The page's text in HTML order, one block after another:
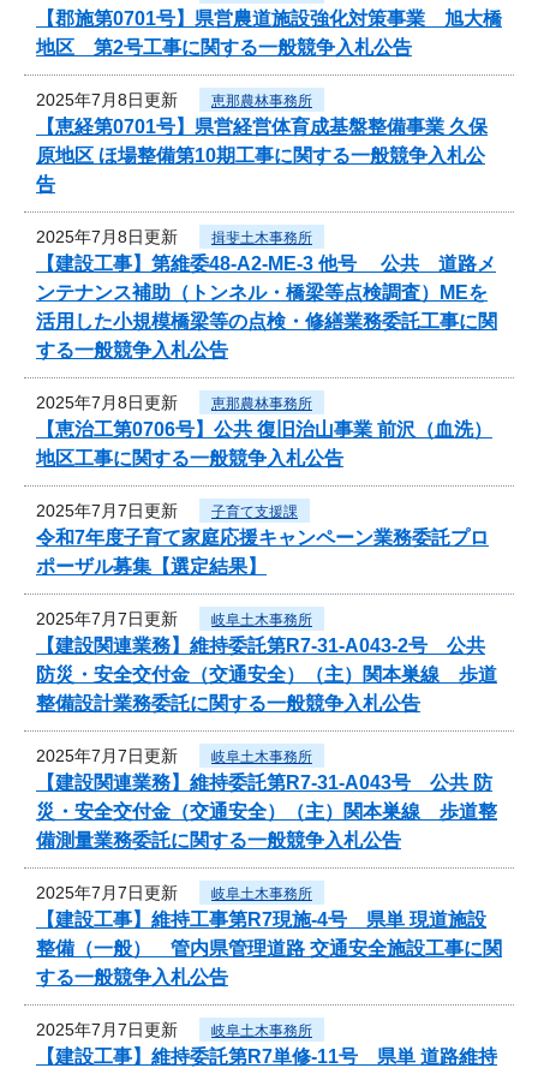
【郡施第0701号】県営農道施設強化対策事業 旭大橋
地区 第2号工事に関する一般競争入札公告
2025年7月8日更新 恵那農林事務所
【恵経第0701号】県営経営体育成基盤整備事業 久保
原地区 ほ場整備第10期工事に関する一般競争入札公
告
2025年7月8日更新 揖斐土木事務所
【建設工事】第維委48-A2-ME-3 他号 公共 道路メ
ンテナンス補助（トンネル・橋梁等点検調査）MEを
活用した小規模橋梁等の点検・修繕業務委託工事に関
する一般競争入札公告
2025年7月8日更新 恵那農林事務所
【恵治工第0706号】公共 復旧治山事業 前沢（血洗）
地区工事に関する一般競争入札公告
2025年7月7日更新 子育て支援課
令和7年度子育て家庭応援キャンペーン業務委託プロ
ポーザル募集【選定結果】
2025年7月7日更新 岐阜土木事務所
【建設関連業務】維持委託第R7-31-A043-2号 公共
防災・安全交付金（交通安全）（主）関本巣線 歩道
整備設計業務委託に関する一般競争入札公告
2025年7月7日更新 岐阜土木事務所
【建設関連業務】維持委託第R7-31-A043号 公共 防
災・安全交付金（交通安全）（主）関本巣線 歩道整
備測量業務委託に関する一般競争入札公告
2025年7月7日更新 岐阜土木事務所
【建設工事】維持工事第R7現施-4号 県単 現道施設
整備（一般） 管内県管理道路 交通安全施設工事に関
する一般競争入札公告
2025年7月7日更新 岐阜土木事務所
【建設工事】維持委託第R7単修-11号 県単 道路維持